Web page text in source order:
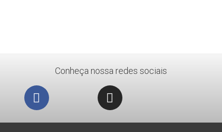
Conheça nossa redes sociais